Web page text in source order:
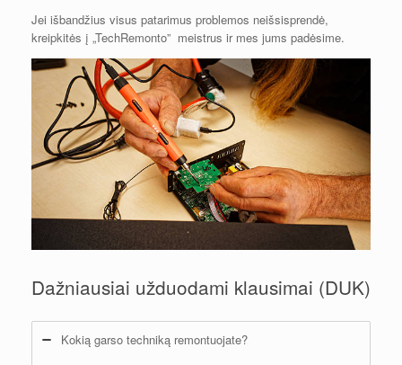
Jei išbandžius visus patarimus problemos neišsisprendė,
kreipkitės į „TechRemonto” meistrus ir mes jums padėsime.
Dažniausiai užduodami klausimai (DUK)
Kokią garso techniką remontuojate?